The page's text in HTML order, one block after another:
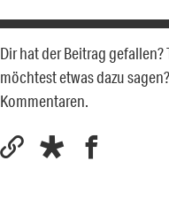
Dir hat der Beitrag
möchtest etwas dazu
Kommentaren.